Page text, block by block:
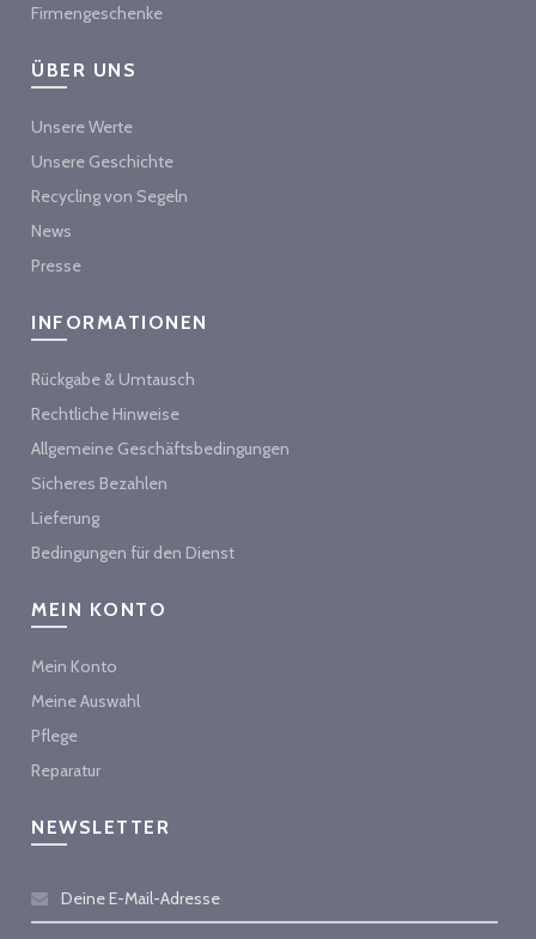
Firmengeschenke
ÜBER UNS
Unsere Werte
Unsere Geschichte
Recycling von Segeln
News
Presse
INFORMATIONEN
Rückgabe & Umtausch
Rechtliche Hinweise
Allgemeine Geschäftsbedingungen
Sicheres Bezahlen
Lieferung
Bedingungen für den Dienst
MEIN KONTO
Mein Konto
Meine Auswahl
Pflege
Reparatur
NEWSLETTER